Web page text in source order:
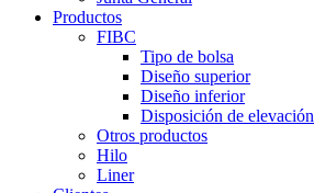
Productos
FIBC
Tipo de bolsa
Diseño superior
Diseño inferior
Disposición de elevación
Otros productos
Hilo
Liner